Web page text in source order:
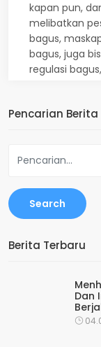
kapan pun,
melibatkan
bagus,
bagus, juga
regulasi
Pencarian Berita
Search
Berita Terbaru
Dan